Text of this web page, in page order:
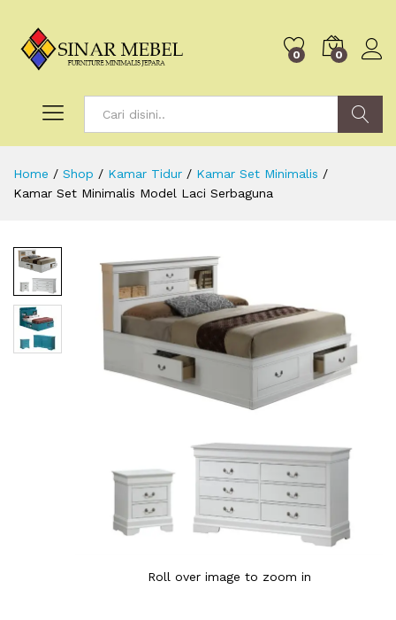
0 0
Search
Home / Shop / Kamar Tidur / Kamar Set Minimalis /
Kamar Set Minimalis Model Laci Serbaguna
Roll over image to zoom in